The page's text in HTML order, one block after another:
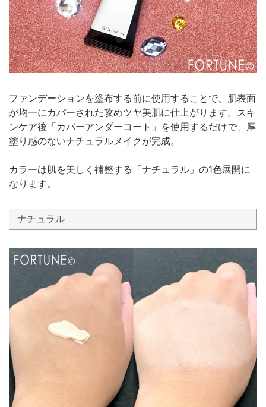
ファンデーションを塗布する前に使用することで、肌表面
が均一にカバーされた攻めツヤ美肌に仕上がります。スキ
ンケア後「カバーアンダーコート」を使用するだけで、厚
塗り感のないナチュラルメイクが完成。
カラーは肌を美しく補整する「ナチュラル」の1色展開に
なります。
ナチュラル